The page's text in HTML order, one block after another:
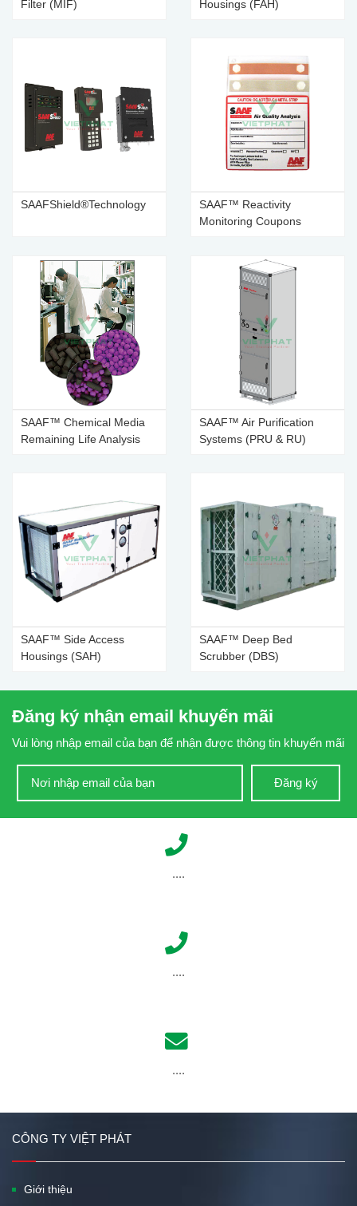
Filter (MIF)
Housings (FAH)
SAAFShield®Technology
SAAF™ Reactivity
Monitoring Coupons
SAAF™ Chemical Media
Remaining Life Analysis
SAAF™ Air Purification
Systems (PRU & RU)
SAAF™ Side Access
Housings (SAH)
SAAF™ Deep Bed
Scrubber (DBS)
Đăng ký nhận email khuyến mãi
Vui lòng nhập email của bạn để nhận được thông tin khuyến mãi
Đăng ký
....
....
....
CÔNG TY VIỆT PHÁT
Giới thiệu